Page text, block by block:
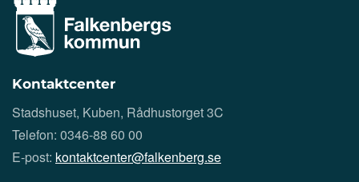
Kontaktcenter
Stadshuset, Kuben, Rådhustorget 3C
Telefon: 0346-88 60 00
E-post: kontaktcenter@falkenberg.se